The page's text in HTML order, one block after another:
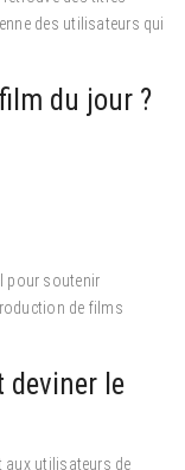
des utilisateurs qui
du jour ?
pour soutenir
de films
deviner le
aux utilisateurs de